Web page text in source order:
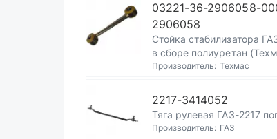
03221-36-2906058-
2906058
Стойка стабилизатора
в сборе полиуретан
Производитель: Техмас
2217-3414052
Тяга рулевая ГАЗ-2217
Производитель: ГАЗ